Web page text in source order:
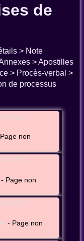
de
> Note
> Apostilles
> Procès-verbal >
de processus
12t19-
non
12t19-
- Page non
12t19-
- Page non